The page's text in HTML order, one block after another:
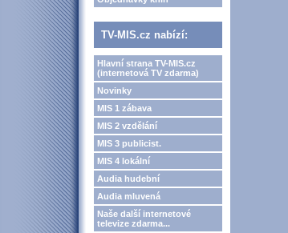
TV-MIS.cz nabízí:
Hlavní strana TV-MIS.cz
(internetová TV zdarma)
Novinky
MIS 1 zábava
MIS 2 vzdělání
MIS 3 publicist.
MIS 4 lokální
Audia hudební
Audia mluvená
Naše další internetové
televize zdarma...